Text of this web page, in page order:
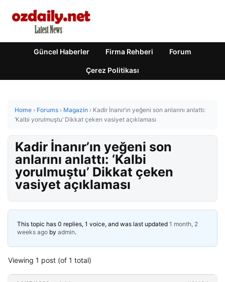
Güncel Haberler Firma Rehberi Forum
Çerez Politikası
Home › Forums › Magazin › Kadir İnanır’ın yeğeni son anlarını anlattı:
‘Kalbi yorulmuştu’ Dikkat çeken vasiyet açıklaması
Kadir İnanır’ın yeğeni son
anlarını anlattı: ‘Kalbi
yorulmuştu’ Dikkat çeken
vasiyet açıklaması
This topic has 0 replies, 1 voice, and was last updated 1 month, 2
weeks ago by admin.
Viewing 1 post (of 1 total)